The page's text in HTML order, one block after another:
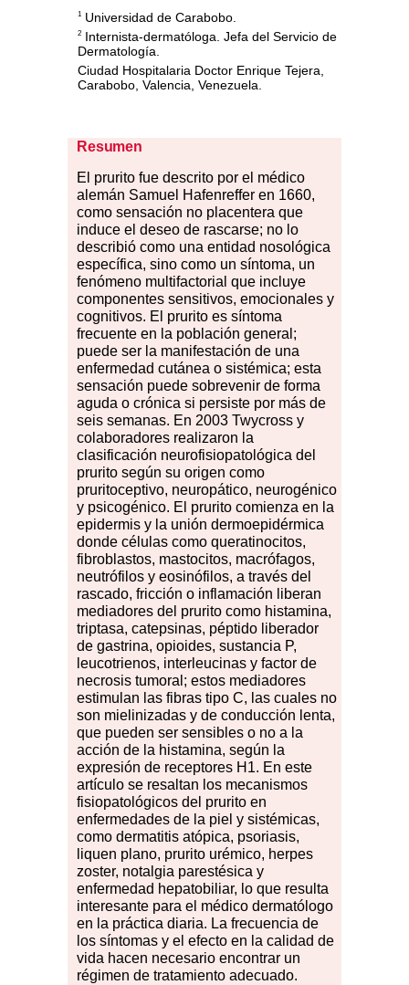
1 Universidad de Carabobo.
2 Internista-dermatóloga. Jefa del Servicio de
Dermatología.
Ciudad Hospitalaria Doctor Enrique Tejera,
Carabobo, Valencia, Venezuela.
Resumen
El prurito fue descrito por el médico
alemán Samuel Hafenreffer en 1660,
como sensación no placentera que
induce el deseo de rascarse; no lo
describió como una entidad nosológica
específica, sino como un síntoma, un
fenómeno multifactorial que incluye
componentes sensitivos, emocionales y
cognitivos. El prurito es síntoma
frecuente en la población general;
puede ser la manifestación de una
enfermedad cutánea o sistémica; esta
sensación puede sobrevenir de forma
aguda o crónica si persiste por más de
seis semanas. En 2003 Twycross y
colaboradores realizaron la
clasificación neurofisiopatológica del
prurito según su origen como
pruritoceptivo, neuropático, neurogénico
y psicogénico. El prurito comienza en la
epidermis y la unión dermoepidérmica
donde células como queratinocitos,
fibroblastos, mastocitos, macrófagos,
neutrófilos y eosinófilos, a través del
rascado, fricción o inflamación liberan
mediadores del prurito como histamina,
triptasa, catepsinas, péptido liberador
de gastrina, opioides, sustancia P,
leucotrienos, interleucinas y factor de
necrosis tumoral; estos mediadores
estimulan las fibras tipo C, las cuales no
son mielinizadas y de conducción lenta,
que pueden ser sensibles o no a la
acción de la histamina, según la
expresión de receptores H1. En este
artículo se resaltan los mecanismos
fisiopatológicos del prurito en
enfermedades de la piel y sistémicas,
como dermatitis atópica, psoriasis,
liquen plano, prurito urémico, herpes
zoster, notalgia parestésica y
enfermedad hepatobiliar, lo que resulta
interesante para el médico dermatólogo
en la práctica diaria. La frecuencia de
los síntomas y el efecto en la calidad de
vida hacen necesario encontrar un
régimen de tratamiento adecuado.